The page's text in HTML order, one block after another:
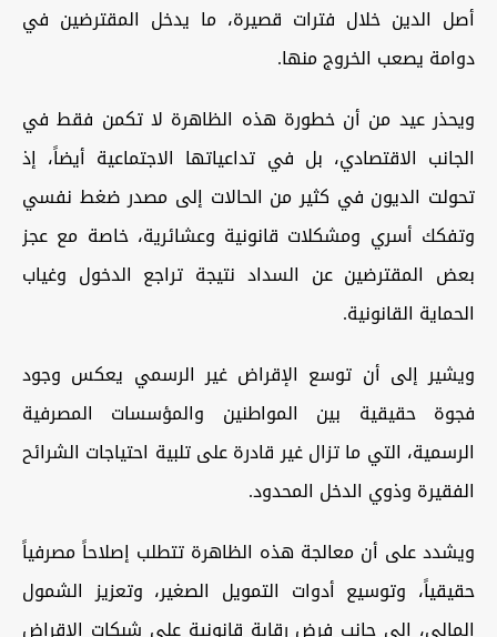
أصل الدين خلال فترات قصيرة، ما يدخل المقترضين في
دوامة يصعب الخروج منها.
ويحذر عيد من أن خطورة هذه الظاهرة لا تكمن فقط في
الجانب الاقتصادي، بل في تداعياتها الاجتماعية أيضاً، إذ
تحولت الديون في كثير من الحالات إلى مصدر ضغط نفسي
وتفكك أسري ومشكلات قانونية وعشائرية، خاصة مع عجز
بعض المقترضين عن السداد نتيجة تراجع الدخول وغياب
الحماية القانونية.
ويشير إلى أن توسع الإقراض غير الرسمي يعكس وجود
فجوة حقيقية بين المواطنين والمؤسسات المصرفية
الرسمية، التي ما تزال غير قادرة على تلبية احتياجات الشرائح
الفقيرة وذوي الدخل المحدود.
ويشدد على أن معالجة هذه الظاهرة تتطلب إصلاحاً مصرفياً
حقيقياً، وتوسيع أدوات التمويل الصغير، وتعزيز الشمول
المالي، إلى جانب فرض رقابة قانونية على شبكات الإقراض